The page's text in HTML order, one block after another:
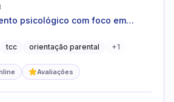
psicológico com foco em
equilíbrio emocional e
tcc orientação parental +1
Avaliações